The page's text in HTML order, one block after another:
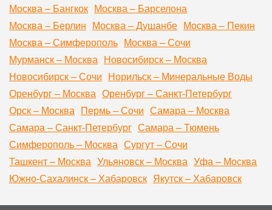
Москва – Бангкок Москва – Барселона
Москва – Берлин Москва – Душанбе Москва – Пекин
Москва – Симферополь Москва – Сочи
Мурманск – Москва Новосибирск – Москва
Новосибирск – Сочи Норильск – Минеральные Воды
Оренбург – Москва Оренбург – Санкт-Петербург
Орск – Москва Пермь – Сочи Самара – Москва
Самара – Санкт-Петербург Самара – Тюмень
Симферополь – Москва Сургут – Сочи
Ташкент – Москва Ульяновск – Москва Уфа – Москва
Южно-Сахалинск – Хабаровск Якутск – Хабаровск